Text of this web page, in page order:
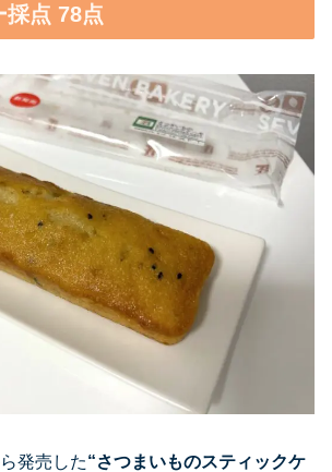
採点 78点
発売した“さつまいものスティックケ